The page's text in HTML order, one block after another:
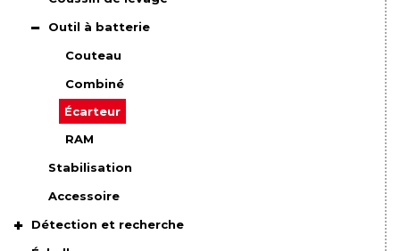
Outil à batterie
Couteau
Combiné
Écarteur
RAM
Stabilisation
Accessoire
Détection et recherche